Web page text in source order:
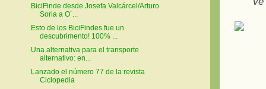
BiciFinde desde Josefa Valcárcel/Arturo
Soria a O´...
Esto de los BiciFindes fue un
descubrimento! 100% ...
Una alternativa para el transporte
alternativo: en...
Lanzado el número 77 de la revista
Ciclopedia